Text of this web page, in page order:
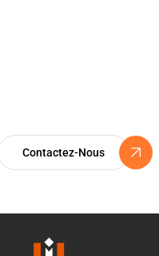
Contactez-Nous